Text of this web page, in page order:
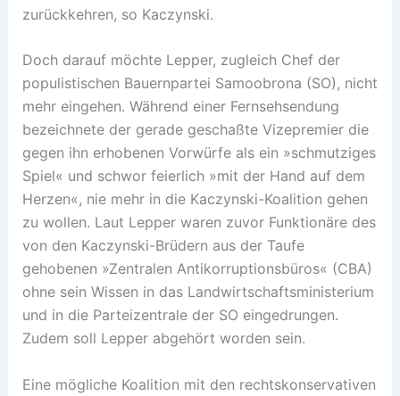
zurückkehren, so Kaczynski.
Doch darauf möchte Lepper, zugleich Chef der
populistischen Bauernpartei Samoobrona (SO), nicht
mehr eingehen. Während einer Fernsehsendung
bezeichnete der gerade geschaßte Vizepremier die
gegen ihn erhobenen Vorwürfe als ein »schmutziges
Spiel« und schwor feierlich »mit der Hand auf dem
Herzen«, nie mehr in die Kaczynski-Koalition gehen
zu wollen. Laut Lepper waren zuvor Funktionäre des
von den Kaczynski-Brüdern aus der Taufe
gehobenen »Zentralen Antikorruptionsbüros« (CBA)
ohne sein Wissen in das Landwirtschaftsministerium
und in die Parteizentrale der SO eingedrungen.
Zudem soll Lepper abgehört worden sein.
Eine mögliche Koalition mit den rechtskonservativen